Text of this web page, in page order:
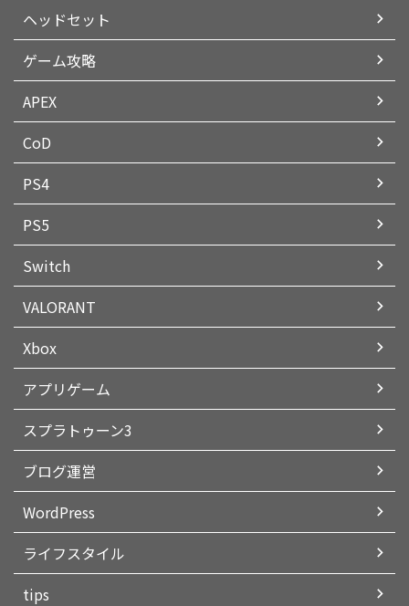
ヘッドセット
ゲーム攻略
APEX
CoD
PS4
PS5
Switch
VALORANT
Xbox
アプリゲーム
スプラトゥーン3
ブログ運営
WordPress
ライフスタイル
tips